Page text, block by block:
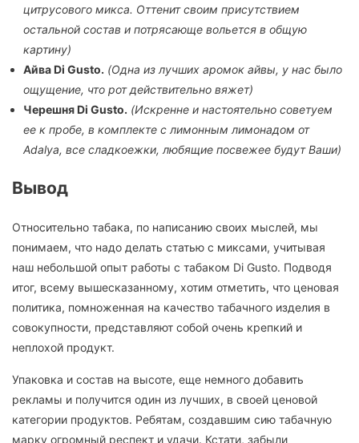
цитрусового микса. Оттенит своим присутствием
остальной состав и потрясающе вольется в общую
картину)
Айва Di Gusto. (Одна из лучших аромок айвы, у нас было
ощущение, что рот действительно вяжет)
Черешня Di Gusto. (Искренне и настоятельно советуем
ее к пробе, в комплекте с лимонным лимонадом от
Adalya, все сладкоежки, любящие посвежее будут Ваши)
Вывод
Относительно табака, по написанию своих мыслей, мы
понимаем, что надо делать статью с миксами, учитывая
наш небольшой опыт работы с табаком Di Gusto. Подводя
итог, всему вышесказанному, хотим отметить, что ценовая
политика, помноженная на качество табачного изделия в
совокупности, представляют собой очень крепкий и
неплохой продукт.
Упаковка и состав на высоте, еще немного добавить
рекламы и получится один из лучших, в своей ценовой
категории продуктов. Ребятам, создавшим сию табачную
марку огромный респект и удачи. Кстати, забыли